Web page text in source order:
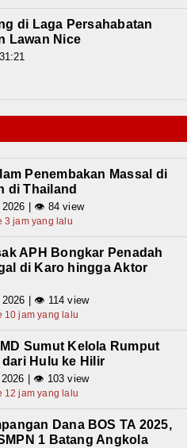
di Laga Persahabatan
Lawan Nice
Penembakan Massal di
di Thailand
2026 | 👁 84 view
3 jam yang lalu
APH Bongkar Penadah
di Karo hingga Aktor
2026 | 👁 114 view
10 jam yang lalu
Sumut Kelola Rumput
dari Hulu ke Hilir
2026 | 👁 103 view
12 jam yang lalu
Dana BOS TA 2025,
1 Batang Angkola